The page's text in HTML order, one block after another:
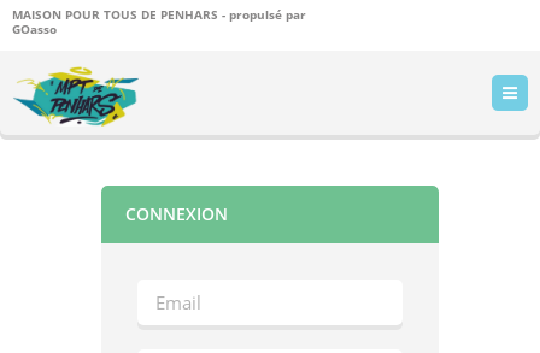
MAISON POUR TOUS DE PENHARS - propulsé par
GOasso
CONNEXION